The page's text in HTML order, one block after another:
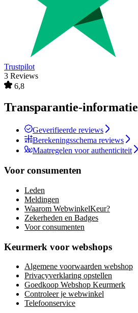
Trustpilot
3 Reviews
6,8
Transparantie-informatie
Geverifieerde reviews
Berekeningsschema reviews
Maatregelen voor authenticiteit
Voor consumenten
Leden
Meldingen
Waarom WebwinkelKeur?
Zekerheden en Badges
Voor consumenten
Keurmerk voor webshops
Algemene voorwaarden webshop
Privacyverklaring opstellen
Goedkoop Webshop Keurmerk
Controleer je webwinkel
Telefoonservice